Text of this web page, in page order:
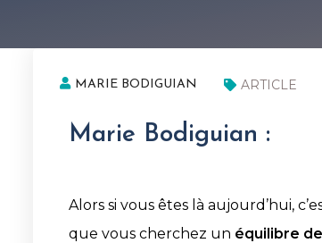
MARIE BODIGUIAN ARTICLE
Marie Bodiguian :
Alors si vous êtes là aujourd’hui,
que vous cherchez un équilibre